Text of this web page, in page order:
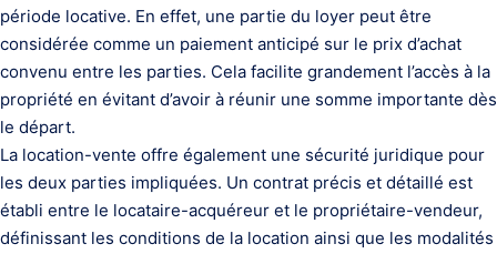
période locative. En effet, une partie du loyer peut être
considérée comme un paiement anticipé sur le prix d’achat
convenu entre les parties. Cela facilite grandement l’accès à la
propriété en évitant d’avoir à réunir une somme importante dès
le départ.
La location-vente offre également une sécurité juridique pour
les deux parties impliquées. Un contrat précis et détaillé est
établi entre le locataire-acquéreur et le propriétaire-vendeur,
définissant les conditions de la location ainsi que les modalités